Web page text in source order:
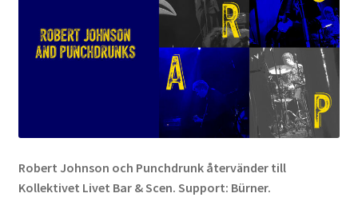
Robert Johnson och Punchdrunk återvänder till
Kollektivet Livet Bar & Scen. Support: Bürner.